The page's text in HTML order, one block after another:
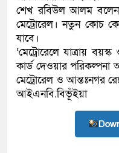
শেখ রবিউল আলম
মেট্রোরেল। নতুন কোচ
যাবে।
‘মেট্রোরেলে যাত্রায়
কার্ড দেওয়ার
মেট্রোরেল ও আন্তঃনগর
আইএনবি.বিভূঁইয়া